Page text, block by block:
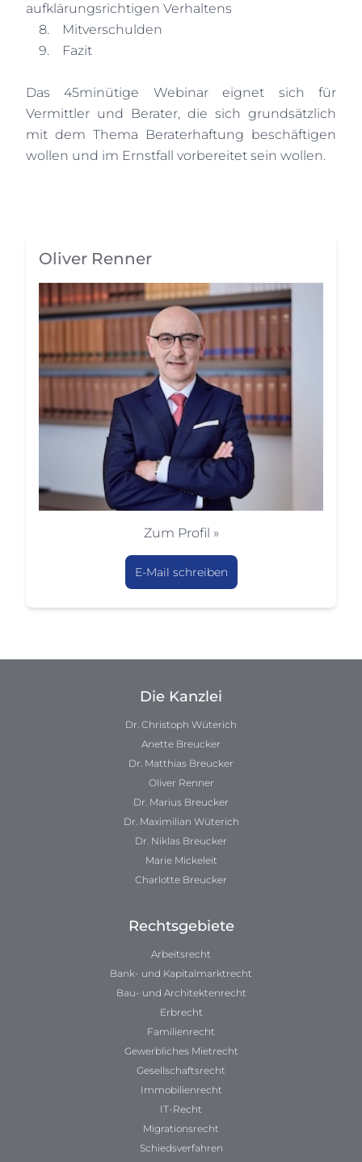
aufklärungsrichtigen Verhaltens
8. Mitverschulden
9. Fazit
Das 45minütige Webinar eignet sich für
Vermittler und Berater, die sich grundsätzlich
mit dem Thema Beraterhaftung beschäftigen
wollen und im Ernstfall vorbereitet sein wollen.
Oliver Renner
Zum Profil »
E-Mail schreiben
Die Kanzlei
Dr. Christoph Wüterich
Anette Breucker
Dr. Matthias Breucker
Oliver Renner
Dr. Marius Breucker
Dr. Maximilian Wüterich
Dr. Niklas Breucker
Marie Mickeleit
Charlotte Breucker
Rechtsgebiete
Arbeitsrecht
Bank- und Kapitalmarktrecht
Bau- und Architektenrecht
Erbrecht
Familienrecht
Gewerbliches Mietrecht
Gesellschaftsrecht
Immobilienrecht
IT-Recht
Migrationsrecht
Schiedsverfahren